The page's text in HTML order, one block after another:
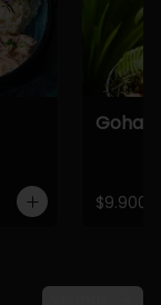
Gohan
$9.900